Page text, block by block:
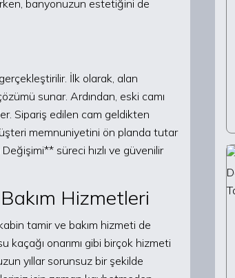
banyonuzun estetiğini de
İlk olarak, alan
sunar. Ardından, eski camı
Sipariş edilen cam geldikten
memnuniyetini ön planda tutar
süreci hızlı ve güvenilir
Hizmetleri
tamir ve bakım hizmeti de
onarımı gibi birçok hizmeti
yıllar sorunsuz bir şekilde